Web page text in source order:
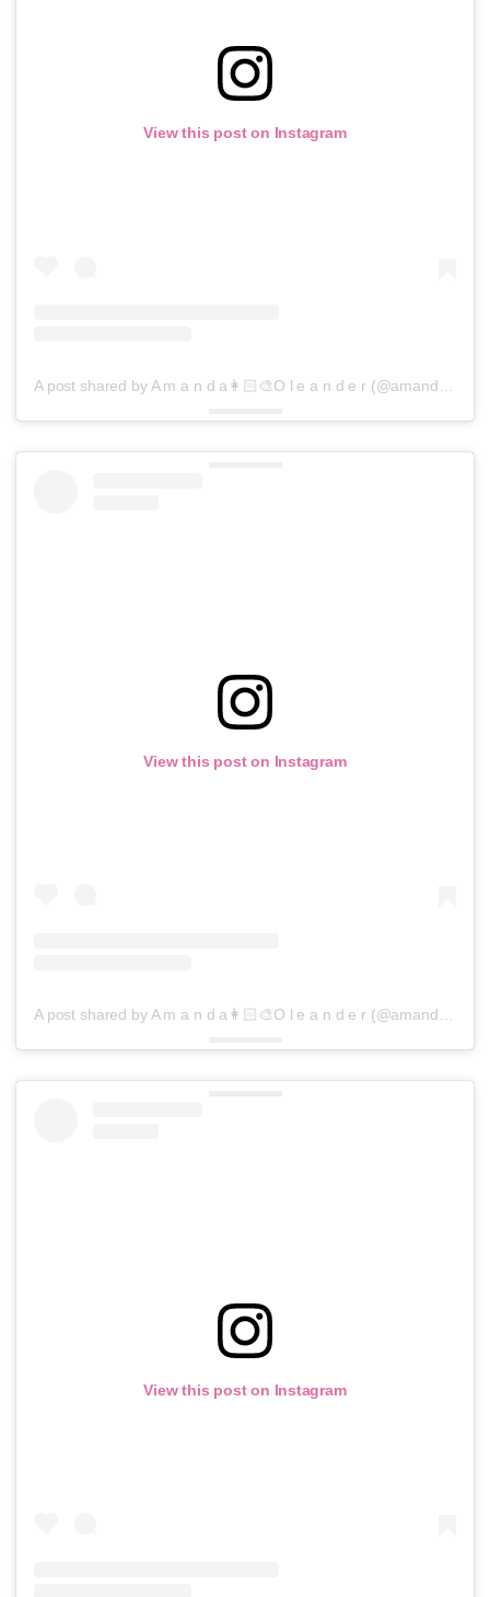
View this post on Instagram
A post shared by A m a n d a👩🏻‍🎨O l e a n d e r (@amandaoleander)
View this post on Instagram
View this post on Instagram